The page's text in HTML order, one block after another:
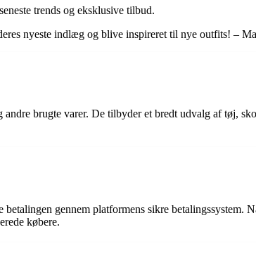
trends og eksklusive tilbud.
nyeste indlæg og blive inspireret til nye outfits! –
brugte varer. De tilbyder et bredt udvalg af tøj,
gennem platformens sikre betalingssystem.
købere.